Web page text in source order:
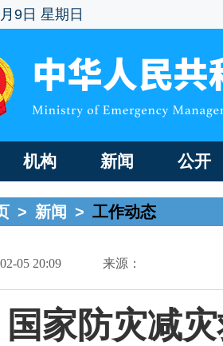
9日 星期日
机构 新闻 公开
> 新闻 > 工作动态
05 20:09 来源：
国家防灾减